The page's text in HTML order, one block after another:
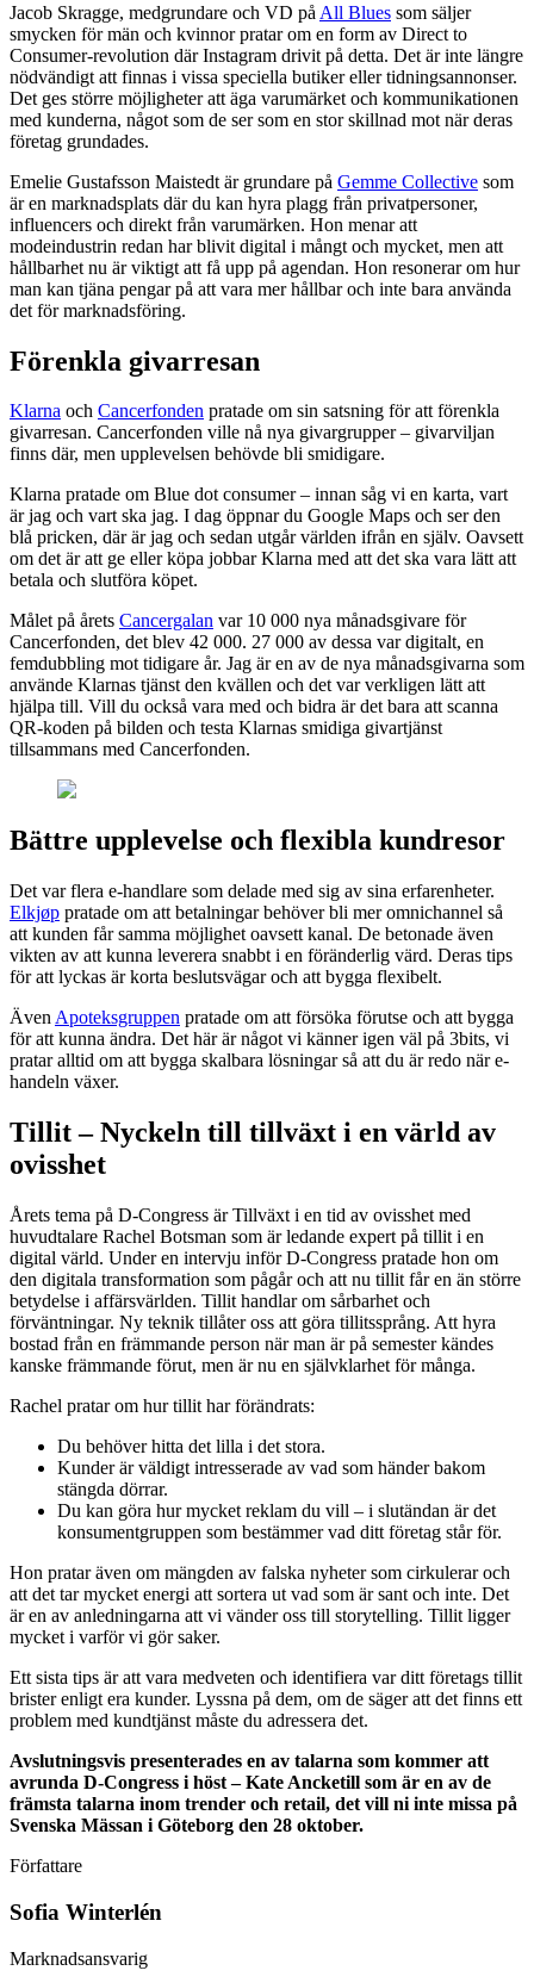
Jacob Skragge, medgrundare och VD på All Blues som säljer
smycken för män och kvinnor pratar om en form av Direct to
Consumer-revolution där Instagram drivit på detta. Det är inte längre
nödvändigt att finnas i vissa speciella butiker eller tidningsannonser.
Det ges större möjligheter att äga varumärket och kommunikationen
med kunderna, något som de ser som en stor skillnad mot när deras
företag grundades.
Emelie Gustafsson Maistedt är grundare på Gemme Collective som
är en marknadsplats där du kan hyra plagg från privatpersoner,
influencers och direkt från varumärken. Hon menar att
modeindustrin redan har blivit digital i mångt och mycket, men att
hållbarhet nu är viktigt att få upp på agendan. Hon resonerar om hur
man kan tjäna pengar på att vara mer hållbar och inte bara använda
det för marknadsföring.
Förenkla givarresan
Klarna och Cancerfonden pratade om sin satsning för att förenkla
givarresan. Cancerfonden ville nå nya givargrupper – givarviljan
finns där, men upplevelsen behövde bli smidigare.
Klarna pratade om Blue dot consumer – innan såg vi en karta, vart
är jag och vart ska jag. I dag öppnar du Google Maps och ser den
blå pricken, där är jag och sedan utgår världen ifrån en själv. Oavsett
om det är att ge eller köpa jobbar Klarna med att det ska vara lätt att
betala och slutföra köpet.
Målet på årets Cancergalan var 10 000 nya månadsgivare för
Cancerfonden, det blev 42 000. 27 000 av dessa var digitalt, en
femdubbling mot tidigare år. Jag är en av de nya månadsgivarna som
använde Klarnas tjänst den kvällen och det var verkligen lätt att
hjälpa till. Vill du också vara med och bidra är det bara att scanna
QR-koden på bilden och testa Klarnas smidiga givartjänst
tillsammans med Cancerfonden.
Bättre upplevelse och flexibla kundresor
Det var flera e-handlare som delade med sig av sina erfarenheter.
Elkjøp pratade om att betalningar behöver bli mer omnichannel så
att kunden får samma möjlighet oavsett kanal. De betonade även
vikten av att kunna leverera snabbt i en föränderlig värd. Deras tips
för att lyckas är korta beslutsvägar och att bygga flexibelt.
Även Apoteksgruppen pratade om att försöka förutse och att bygga
för att kunna ändra. Det här är något vi känner igen väl på 3bits, vi
pratar alltid om att bygga skalbara lösningar så att du är redo när e-
handeln växer.
Tillit – Nyckeln till tillväxt i en värld av
ovisshet
Årets tema på D-Congress är Tillväxt i en tid av ovisshet med
huvudtalare Rachel Botsman som är ledande expert på tillit i en
digital värld. Under en intervju inför D-Congress pratade hon om
den digitala transformation som pågår och att nu tillit får en än större
betydelse i affärsvärlden. Tillit handlar om sårbarhet och
förväntningar. Ny teknik tillåter oss att göra tillitssprång. Att hyra
bostad från en främmande person när man är på semester kändes
kanske främmande förut, men är nu en självklarhet för många.
Rachel pratar om hur tillit har förändrats:
Du behöver hitta det lilla i det stora.
Kunder är väldigt intresserade av vad som händer bakom
stängda dörrar.
Du kan göra hur mycket reklam du vill – i slutändan är det
konsumentgruppen som bestämmer vad ditt företag står för.
Hon pratar även om mängden av falska nyheter som cirkulerar och
att det tar mycket energi att sortera ut vad som är sant och inte. Det
är en av anledningarna att vi vänder oss till storytelling. Tillit ligger
mycket i varför vi gör saker.
Ett sista tips är att vara medveten och identifiera var ditt företags tillit
brister enligt era kunder. Lyssna på dem, om de säger att det finns ett
problem med kundtjänst måste du adressera det.
Avslutningsvis presenterades en av talarna som kommer att
avrunda D-Congress i höst – Kate Ancketill som är en av de
främsta talarna inom trender och retail, det vill ni inte missa på
Svenska Mässan i Göteborg den 28 oktober.
Författare
Sofia Winterlén
Marknadsansvarig